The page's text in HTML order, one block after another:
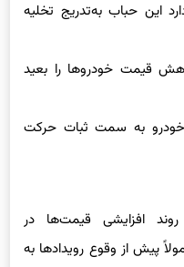
این حباب به‌تدریج تخلیه
قیمت خودروها را بعید
خودرو به سمت ثبات حرکت
روند افزایشی قیمت‌ها در
پیش از وقوع رویدادها به